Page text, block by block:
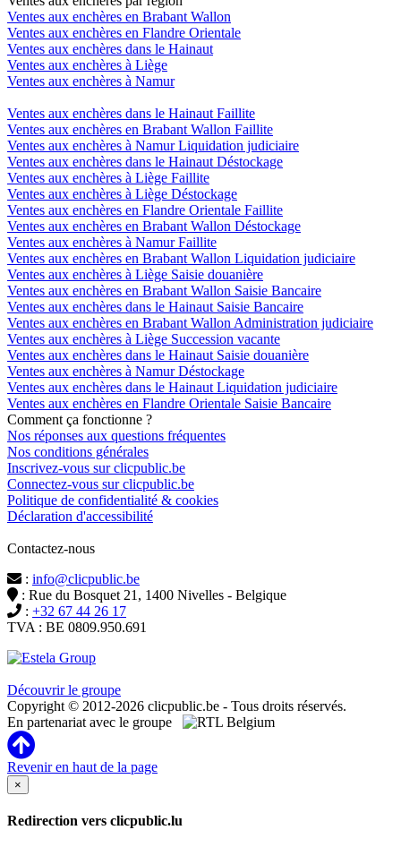
Ventes aux enchères en Brabant Wallon
Ventes aux enchères en Flandre Orientale
Ventes aux enchères dans le Hainaut
Ventes aux enchères à Liège
Ventes aux enchères à Namur
Ventes aux enchères dans le Hainaut Faillite
Ventes aux enchères en Brabant Wallon Faillite
Ventes aux enchères à Namur Liquidation judiciaire
Ventes aux enchères dans le Hainaut Déstockage
Ventes aux enchères à Liège Faillite
Ventes aux enchères à Liège Déstockage
Ventes aux enchères en Flandre Orientale Faillite
Ventes aux enchères en Brabant Wallon Déstockage
Ventes aux enchères à Namur Faillite
Ventes aux enchères en Brabant Wallon Liquidation judiciaire
Ventes aux enchères à Liège Saisie douanière
Ventes aux enchères en Brabant Wallon Saisie Bancaire
Ventes aux enchères dans le Hainaut Saisie Bancaire
Ventes aux enchères en Brabant Wallon Administration judiciaire
Ventes aux enchères à Liège Succession vacante
Ventes aux enchères dans le Hainaut Saisie douanière
Ventes aux enchères à Namur Déstockage
Ventes aux enchères dans le Hainaut Liquidation judiciaire
Ventes aux enchères en Flandre Orientale Saisie Bancaire
Comment ça fonctionne ?
Nos réponses aux questions fréquentes
Nos conditions générales
Inscrivez-vous sur clicpublic.be
Connectez-vous sur clicpublic.be
Politique de confidentialité & cookies
Déclaration d'accessibilité
Contactez-nous
: info@clicpublic.be
: Rue du Bosquet 21, 1400 Nivelles - Belgique
: +32 67 44 26 17
TVA : BE 0809.950.691
Découvrir le groupe
Copyright © 2012-2026 clicpublic.be - Tous droits réservés.
En partenariat avec le groupe
Revenir en haut de la page
×
Redirection vers clicpublic.lu